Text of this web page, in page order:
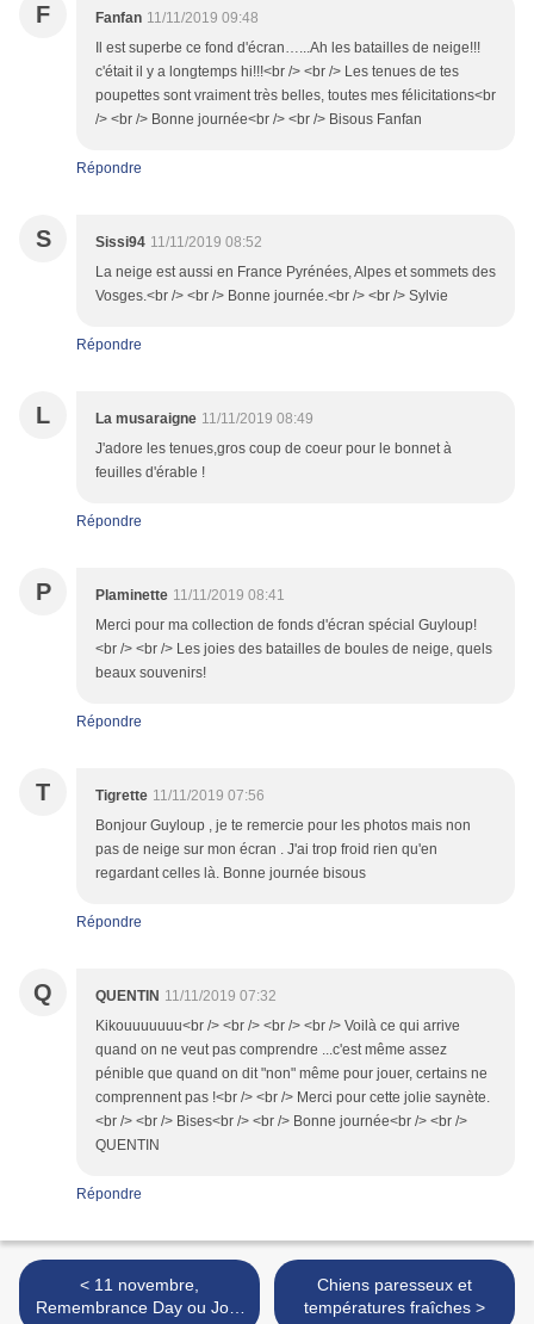
F Fanfan 11/11/2019 09:48
Il est superbe ce fond d'écran…...Ah les batailles de neige!!!
c'était il y a longtemps hi!!!<br /> <br /> Les tenues de tes
poupettes sont vraiment très belles, toutes mes félicitations<br
/> <br /> Bonne journée<br /> <br /> Bisous Fanfan
Répondre
S Sissi94 11/11/2019 08:52
La neige est aussi en France Pyrénées, Alpes et sommets des
Vosges.<br /> <br /> Bonne journée.<br /> <br /> Sylvie
Répondre
L La musaraigne 11/11/2019 08:49
J'adore les tenues,gros coup de coeur pour le bonnet à
feuilles d'érable !
Répondre
P Plaminette 11/11/2019 08:41
Merci pour ma collection de fonds d'écran spécial Guyloup!
<br /> <br /> Les joies des batailles de boules de neige, quels
beaux souvenirs!
Répondre
T Tigrette 11/11/2019 07:56
Bonjour Guyloup , je te remercie pour les photos mais non
pas de neige sur mon écran . J'ai trop froid rien qu'en
regardant celles là. Bonne journée bisous
Répondre
Q QUENTIN 11/11/2019 07:32
Kikouuuuuuu<br /> <br /> <br /> <br /> Voilà ce qui arrive
quand on ne veut pas comprendre ...c'est même assez
pénible que quand on dit "non" même pour jouer, certains ne
comprennent pas !<br /> <br /> Merci pour cette jolie saynète.
<br /> <br /> Bises<br /> <br /> Bonne journée<br /> <br />
QUENTIN
Répondre
< 11 novembre,
Remembrance Day ou Jour
Chiens paresseux et
températures fraîches >